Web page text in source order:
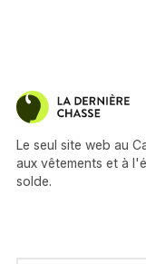
Le seul site web au
aux vêtements et à
solde.